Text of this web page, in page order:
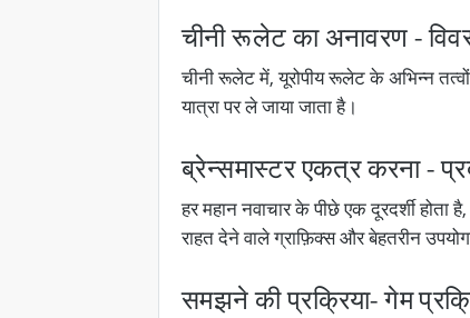
चीनी रूलेट का अनावरण -
चीनी रूलेट में, यूरोपीय रूलेट के अभिन्न
यात्रा पर ले जाया जाता है।
ब्रेन्समास्टर एकत्र करना -
हर महान नवाचार के पीछे एक दूरदर्शी
राहत देने वाले ग्राफ़िक्स और बेहतरीन
समझने की प्रक्रिया- गेम